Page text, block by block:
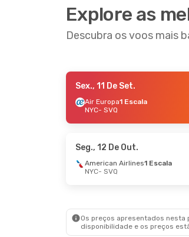
Explore as
Descubra os voos mais
- Seg., 14 De Set.
1 Escala
Sex., 11 De Set.
Air Europa1 Escala
NYC- SVQ
Seg., 12 De Out.
American Airlines1 Escala
NYC- SVQ
Os preços apresentados
disponibilidade e os preços